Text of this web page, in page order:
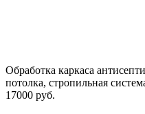
Обработка каркаса
потолка, стропильная
17000 руб.